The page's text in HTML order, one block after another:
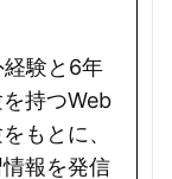
経験と6年
持つWeb
もとに、
報を発信